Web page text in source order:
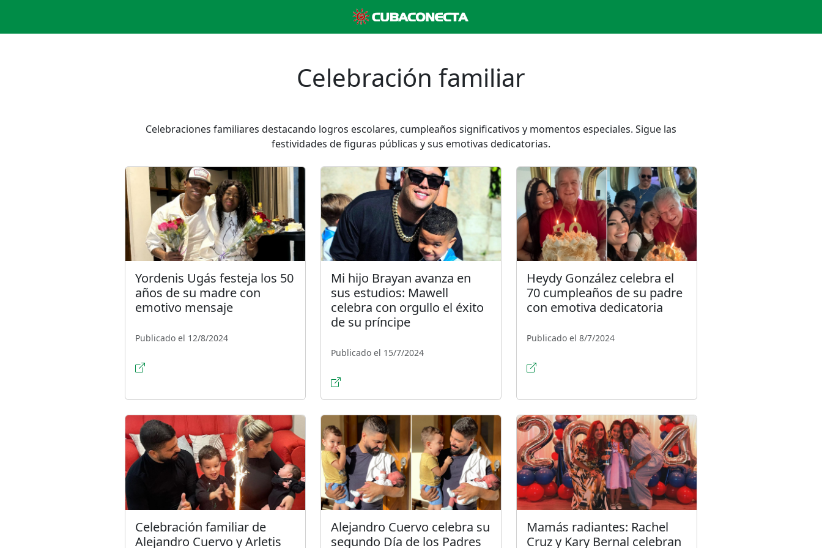
Celebración familiar
Celebraciones familiares destacando logros escolares, cumpleaños significativos y momentos especiales. Sigue las
festividades de figuras públicas y sus emotivas dedicatorias.
Yordenis Ugás festeja los 50
años de su madre con
emotivo mensaje
Publicado el 12/8/2024
Mi hijo Brayan avanza en
sus estudios: Mawell
celebra con orgullo el éxito
de su príncipe
Publicado el 15/7/2024
Heydy González celebra el
70 cumpleaños de su padre
con emotiva dedicatoria
Publicado el 8/7/2024
Celebración familiar de
Alejandro Cuervo y Arletis
Alejandro Cuervo celebra su
segundo Día de los Padres
Mamás radiantes: Rachel
Cruz y Kary Bernal celebran